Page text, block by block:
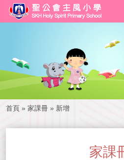
首頁 » 家課冊 » 新增
家課